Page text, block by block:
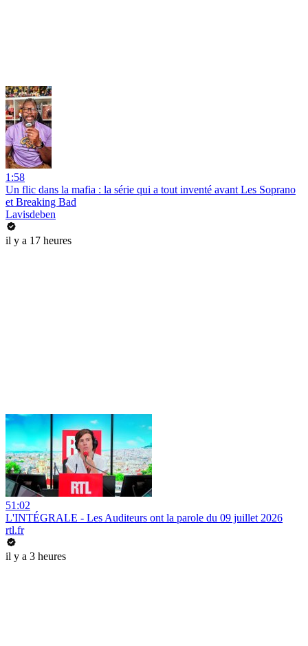
1:58
Un flic dans la mafia : la série qui a tout inventé avant Les Soprano
et Breaking Bad
Lavisdeben
il y a 17 heures
51:02
L'INTÉGRALE - Les Auditeurs ont la parole du 09 juillet 2026
rtl.fr
il y a 3 heures